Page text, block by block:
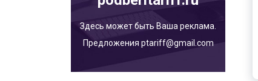
Здесь может быть Ваша реклама.
Предложения ptariff@gmail.com